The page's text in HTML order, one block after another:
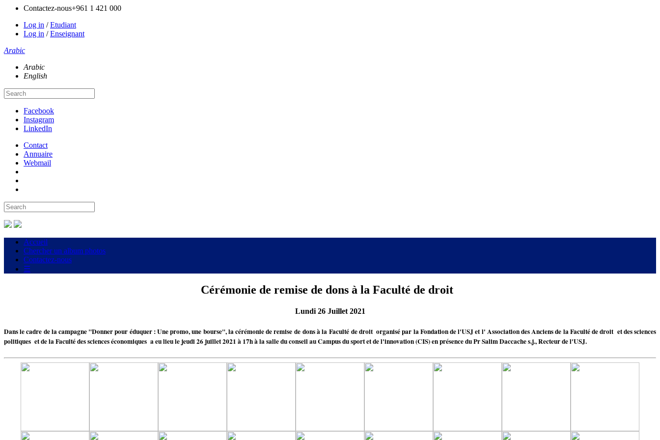
Contactez-nous+961 1 421 000
Log in /Etudiant
Log in /Enseignant
Arabic
Arabic
English
Facebook
Instagram
LinkedIn
Contact
Annuaire
Webmail
Accueil
Chercher un album photos
Contactez-nous
☰
Cérémonie de remise de dons à la Faculté de droit
Lundi 26 Juillet 2021
Dans le cadre de la campagne "Donner pour éduquer : Une promo, une bourse", la cérémonie de remise de dons à la Faculté de droit organisé par la Fondation de l'USJ et l' Association des Anciens de la Faculté de droit et des sciences
politiques et de la Faculté des sciences économiques a eu lieu le jeudi 26 juillet 2021 à 17h à la salle du conseil au Campus du sport et de l'innovation (CIS) en présence du Pr Salim Daccache s.j., Recteur de l'USJ.